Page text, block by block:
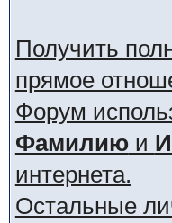
Получить
прямое
Форум
Фамилиюи
интернета.
Остальные